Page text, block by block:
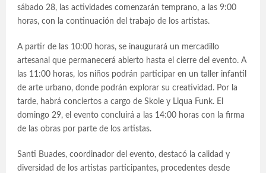
sábado 28, las actividades comenzarán temprano, a las 9:00
horas, con la continuación del trabajo de los artistas.
A partir de las 10:00 horas, se inaugurará un mercadillo
artesanal que permanecerá abierto hasta el cierre del evento. A
las 11:00 horas, los niños podrán participar en un taller infantil
de arte urbano, donde podrán explorar su creatividad. Por la
tarde, habrá conciertos a cargo de Skole y Liqua Funk. El
domingo 29, el evento concluirá a las 14:00 horas con la firma
de las obras por parte de los artistas.
Santi Buades, coordinador del evento, destacó la calidad y
diversidad de los artistas participantes, procedentes desde